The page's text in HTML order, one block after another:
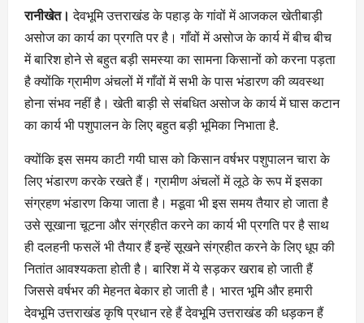
रानीखेत। देवभूमि उत्तराखंड के पहाड़ के गांवों में आजकल खेतीबाड़ी
असोज का कार्य का प्रगति पर है। गाँवों में असोज के कार्य में बीच बीच
में बारिश होने से बहुत बड़ी समस्या का सामना किसानों को करना पड़ता
है क्योंकि ग्रामीण अंचलों में गाँवों में सभी के पास भंडारण की व्यवस्था
होना संभव नहीं है। खेती बाड़ी से संबधित असोज के कार्य में घास कटान
का कार्य भी पशुपालन के लिए बहुत बड़ी भूमिका निभाता है.
क्योंकि इस समय काटी गयी घास को किसान वर्षभर पशुपालन चारा के
लिए भंडारण करके रखते हैं। ग्रामीण अंचलों में लूठे के रूप में इसका
संग्रहण भंडारण किया जाता है। मडूवा भी इस समय तैयार हो जाता है
उसे सूखाना चूटना और संग्रहीत करने का कार्य भी प्रगति पर है साथ
ही दलहनी फसलें भी तैयार हैं इन्हें सूखने संग्रहीत करने के लिए धूप की
नितांत आवश्यकता होती है। बारिश में ये सड़कर खराब हो जाती हैं
जिससे वर्षभर की मेहनत बेकार हो जाती है। भारत भूमि और हमारी
देवभूमि उत्तराखंड कृषि प्रधान रहे हैं देवभूमि उत्तराखंड की धड़कन हैं